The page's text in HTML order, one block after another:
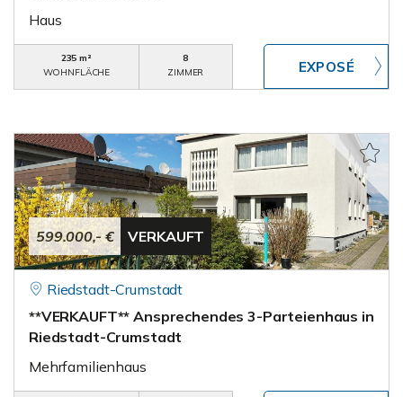
Haus
235 m²
WOHNFLÄCHE
8
ZIMMER
599.000,- € VERKAUFT
Riedstadt-Crumstadt
**VERKAUFT** Ansprechendes 3-Parteienhaus in
Riedstadt-Crumstadt
Mehrfamilienhaus